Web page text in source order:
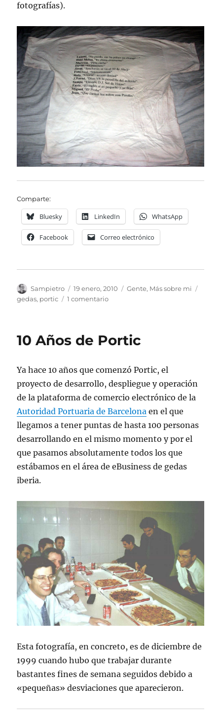
fotografías).
Comparte:
Bluesky LinkedIn WhatsApp
Facebook Correo electrónico
Autor
Sampietro
Publicado
el
19 enero, 2010 Categorías
Gente, Más sobre mi
gedas, portic 1 comentarioen
al
10 Años de Portic
Ya hace 10 años que comenzó Portic, el
proyecto de desarrollo, despliegue y operación
de la plataforma de comercio electrónico de la
Autoridad Portuaria de Barcelona en el que
llegamos a tener puntas de hasta 100 personas
desarrollando en el mismo momento y por el
que pasamos absolutamente todos los que
estábamos en el área de eBusiness de gedas
iberia.
Esta fotografía, en concreto, es de diciembre de
1999 cuando hubo que trabajar durante
bastantes fines de semana seguidos debido a
«pequeñas» desviaciones que aparecieron.